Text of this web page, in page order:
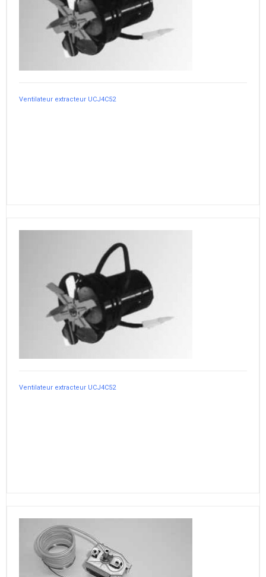
Ventilateur extracteur UCJ4C52
Ventilateur extracteur UCJ4C52